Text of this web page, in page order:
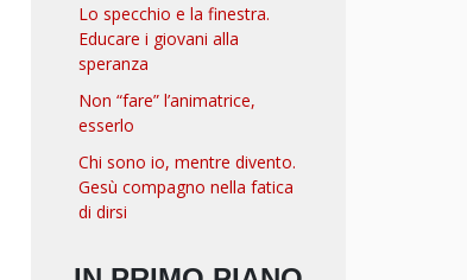
Lo specchio e la finestra.
Educare i giovani alla
speranza
Non “fare” l’animatrice,
esserlo
Chi sono io, mentre divento.
Gesù compagno nella fatica
di dirsi